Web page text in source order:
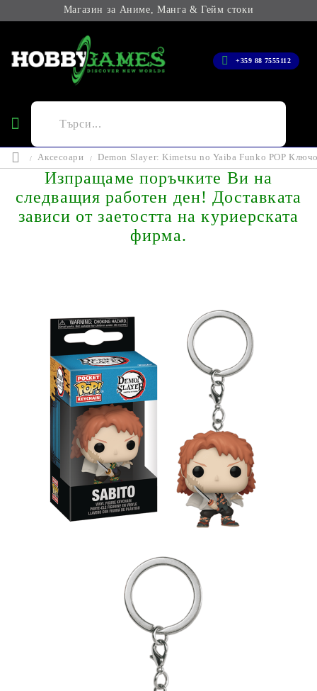
Магазин за Аниме, Манга & Гейм стоки
+359 88 7555112
Аксесоари Demon Slayer: Kimetsu no Yaiba Funko POP
Изпращаме поръчките Ви на
следващия работен ден! Доставката
зависи от заетостта на куриерската
фирма.